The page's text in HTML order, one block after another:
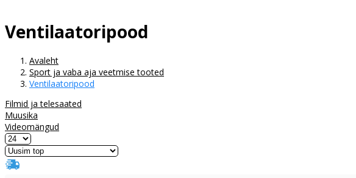
Ventilaatoripood
Avaleht
Sport ja vaba aja veetmise tooted
Ventilaatoripood
Filmid ja telesaated
Muusika
Videomängud